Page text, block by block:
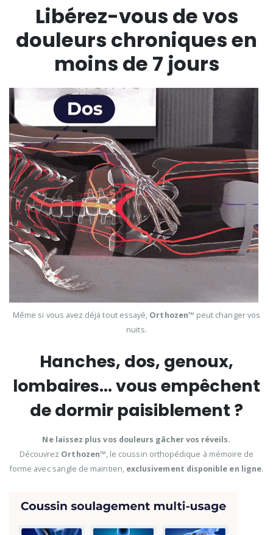
Libérez-vous de vos
douleurs chroniques en
moins de 7 jours
Même si vous avez déjà tout essayé, Orthozen™ peut changer vos
nuits.
Hanches, dos, genoux,
lombaires… vous empêchent
de dormir paisiblement ?
Ne laissez plus vos douleurs gâcher vos réveils.
Découvrez Orthozen™, le coussin orthopédique à mémoire de
forme avec sangle de maintien, exclusivement disponible en ligne.